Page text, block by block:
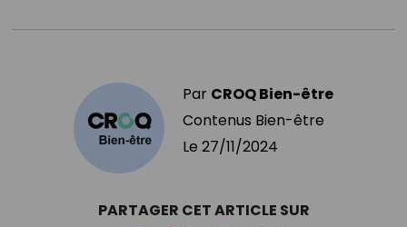
Par CROQ Bien-être
Contenus Bien-être
Le 27/11/2024
PARTAGER CET ARTICLE SUR